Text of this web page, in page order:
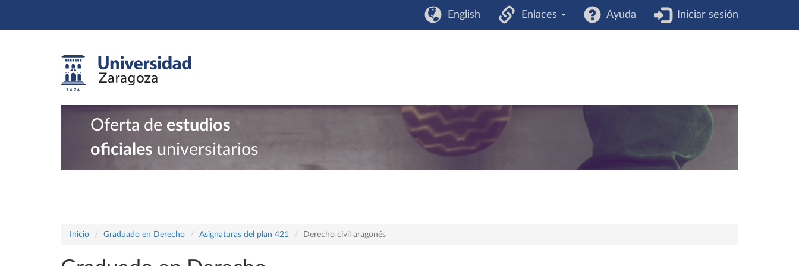
English Enlaces Ayuda Iniciar sesión
Oferta de estudios
oficiales universitarios
Inicio Graduado en Derecho Asignaturas del plan 421 Derecho civil aragonés